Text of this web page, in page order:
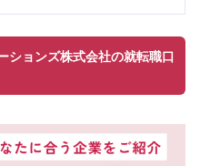
ションズ株式会社の就転職口